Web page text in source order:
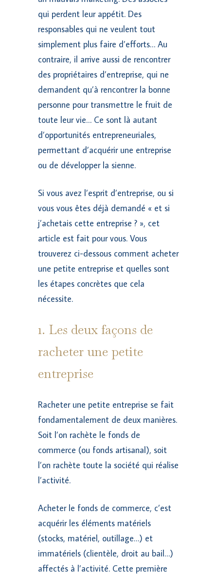
qui perdent leur appétit. Des
responsables qui ne veulent tout
simplement plus faire d’efforts… Au
contraire, il arrive aussi de rencontrer
des propriétaires d’entreprise, qui ne
demandent qu’à rencontrer la bonne
personne pour transmettre le fruit de
toute leur vie… Ce sont là autant
d’opportunités entrepreneuriales,
permettant d’acquérir une entreprise
ou de développer la sienne.
Si vous avez l’esprit d’entreprise, ou si
vous vous êtes déjà demandé « et si
j’achetais cette entreprise ? », cet
article est fait pour vous. Vous
trouverez ci-dessous comment acheter
une petite entreprise et quelles sont
les étapes concrètes que cela
nécessite.
1. Les deux façons de
racheter une petite
entreprise
Racheter une petite entreprise se fait
fondamentalement de deux manières.
Soit l’on rachète le fonds de
commerce (ou fonds artisanal), soit
l’on rachète toute la société qui réalise
l’activité.
Acheter le fonds de commerce, c’est
acquérir les éléments matériels
(stocks, matériel, outillage…) et
immatériels (clientèle, droit au bail…)
affectés à l’activité. Cette première